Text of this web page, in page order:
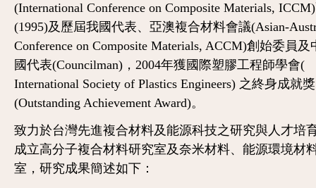
(International Conference on Composite Materials,
(1995)及歷屆我國代表、亞澳複合材料會議(Asian-
Conference on Composite Materials, ACCM)創始委員及
國代表(Councilman)，2004年獲國際塑膠工程師學會(
International Society of Plastics Engineers) 之終身成就獎
(Outstanding Achievement Award)。
致力於台灣先進複合材料及能源科技之研究與人才培
成立高分子複合材料研究室及奈米材料、能源環境材
室，研究成果簡述如下：